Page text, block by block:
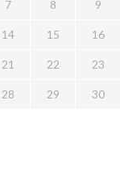
7 8 9
14 15 16
21 22 23
28 29 30